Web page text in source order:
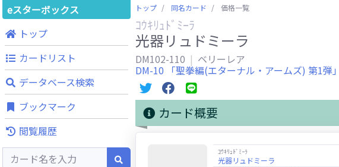
eスターボックス
トップ
カードリスト
データベース検索
ブックマーク
閲覧履歴
トップ 同名カード 価格一覧
ｺｳｷﾘｭﾄﾞﾐｰﾗ
光器リュドミーラ
DM102-110 ベリーレア
DM-10 「聖拳編(エターナル・アームズ) 第1弾」
カード概要
ｺｳｷﾘｭﾄﾞﾐｰﾗ
光器リュドミーラ